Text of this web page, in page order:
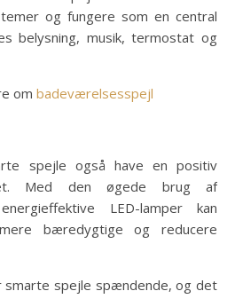
og fungere som en central
belysning, musik, termostat og
om badeværelsesspejl
spejle også have en positiv
Med den øgede brug af
LED-lamper kan
bæredygtige og reducere
spejle spændende, og det